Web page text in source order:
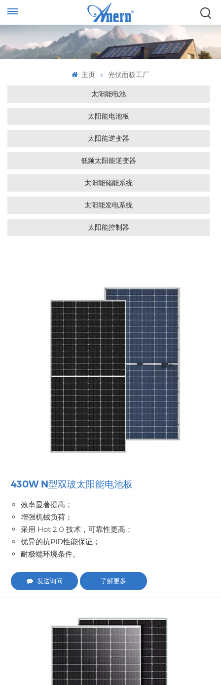
主页 光伏面板工厂
太阳能电池
太阳能电池板
太阳能逆变器
低频太阳能逆变器
太阳能储能系统
太阳能发电系统
太阳能控制器
430W N型双玻太阳能电池板
效率显著提高；
增强机械负荷；
采用 Hot 2.0 技术，可靠性更高；
优异的抗PID性能保证；
耐极端环境条件。
发送询问 了解更多